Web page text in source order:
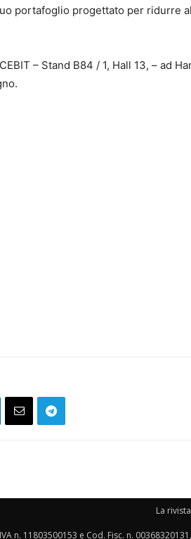
portafoglio progettato per ridurre
– Stand B84 / 1, Hall 13, – ad
La
n. 11803500153 e Cod. Fisc. n.